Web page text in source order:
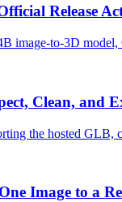
Release
image-to-3D
Clean, and
the hosted GLB,
Image to a